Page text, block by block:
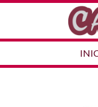
Imagen anterior
Imagen siguiente
LLCINTA